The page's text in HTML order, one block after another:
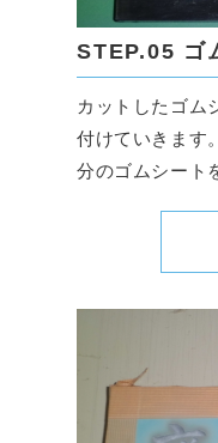
STEP.05 ゴ
カットしたゴム
付けていきます
分のゴムシート